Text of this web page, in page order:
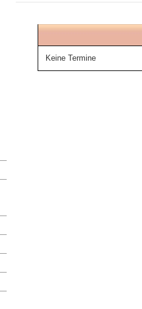
Keine Termine